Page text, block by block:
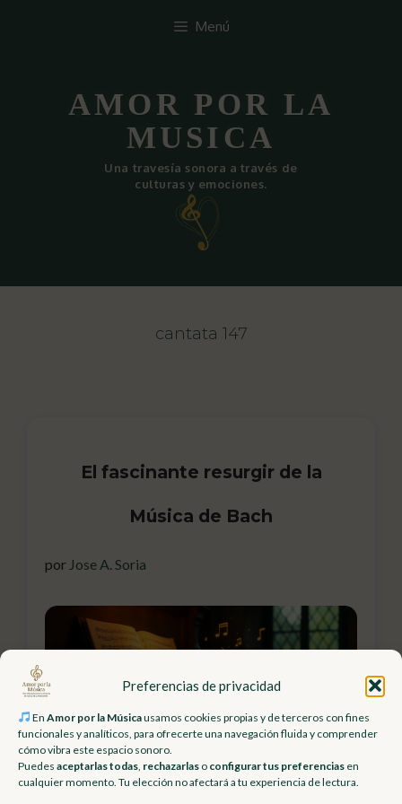
Preferencias de privacidad
En Amor por la Músicausamos cookies propias y de terceros con fines
funcionales y analíticos, para ofrecerte una navegación fluida y comprender
cómo vibra este espacio sonoro.
Puedes aceptarlas todas rechazarlas o configurar tus preferencias en
cualquier momento. Tu elección no afectará a tu experiencia de lectura.
Menú
AMOR POR LA
MUSICA
Una travesía sonora a través de
culturas y emociones.
cantata 147
El fascinante resurgir de la
Música de Bach
por Jose A. Soria